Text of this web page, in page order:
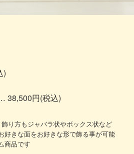
)
38,500円(税込)
り方もジャバラ状やボックス状など
好きな面をお好きな形で飾る事が可能
商品です